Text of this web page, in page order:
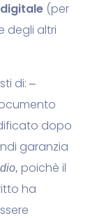
(per
degli altri
di: –
dopo
garanzia
poichè il
ha